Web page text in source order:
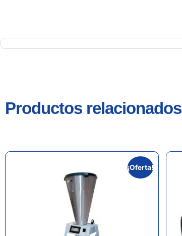
Productos relacionados
¡Oferta!